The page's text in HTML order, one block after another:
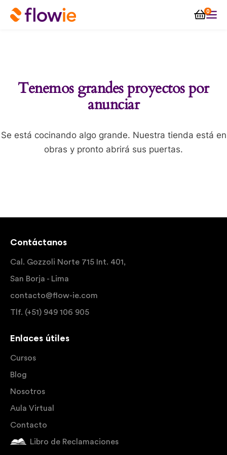
0
Tenemos grandes proyectos por
anunciar
Se está cocinando algo grande. Nuestra tienda está en
obras y pronto abrirá sus puertas.
Contáctanos
Cal. Gozzoli Norte 715 Int. 401,
San Borja - Lima
contacto@flow-ie.com
Tlf. (+51) 949 106 905
Enlaces útiles
Cursos
Blog
Nosotros
Aula Virtual
Contacto
Libro de Reclamaciones